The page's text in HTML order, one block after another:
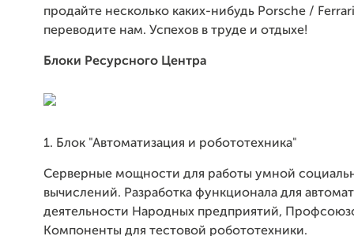
продайте несколько каких-нибудь Porsche /
переводите нам. Успехов в труде и отдыхе!
Блоки Ресурсного Центра
1. Блок "Автоматизация и робототехника"
Серверные мощности для работы умной
вычислений. Разработка функционала для
деятельности Народных предприятий,
Компоненты для тестовой робототехники.